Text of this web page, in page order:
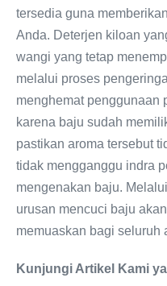
tersedia guna
Anda. Deterjen kiloan
wangi yang tetap
melalui proses
menghemat penggunaan
karena baju sudah
pastikan aroma tersebut
tidak mengganggu indra
mengenakan baju.
urusan mencuci baju
memuaskan bagi seluruh
Kunjungi Artikel Kami